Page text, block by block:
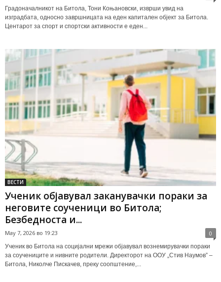
Градоначалникот на Битола, Тони Коњановски, изврши увид на
изградбата, односно завршницата на еден капитален објект за Битола.
Центарот за спорт и спортски активности е еден...
ВЕСТИ
Ученик објавувал заканувачки пораки за
неговите соученици во Битола;
Безбедноста и...
May 7, 2026 во 19:23 0
Ученик во Битола на социјални мрежи објавувал вознемирувачки пораки
за соучениците и нивните родители. Директорот на ООУ „Стив Наумов” –
Битола, Николче Пискачев, преку соопштение,...